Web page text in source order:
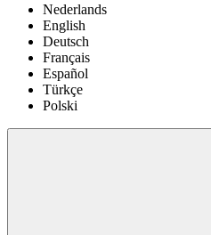
Nederlands
English
Deutsch
Français
Español
Türkçe
Polski